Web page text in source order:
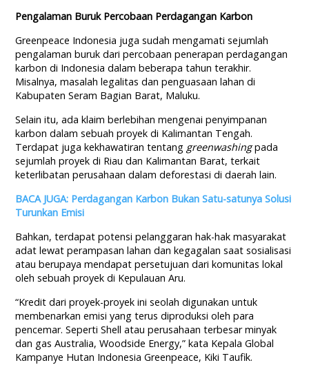
Pengalaman Buruk Percobaan Perdagangan Karbon
Greenpeace Indonesia juga sudah mengamati sejumlah
pengalaman buruk dari percobaan penerapan perdagangan
karbon di Indonesia dalam beberapa tahun terakhir.
Misalnya, masalah legalitas dan penguasaan lahan di
Kabupaten Seram Bagian Barat, Maluku.
Selain itu, ada klaim berlebihan mengenai penyimpanan
karbon dalam sebuah proyek di Kalimantan Tengah.
Terdapat juga kekhawatiran tentang greenwashingpada
sejumlah proyek di Riau dan Kalimantan Barat, terkait
keterlibatan perusahaan dalam deforestasi di daerah lain.
BACA JUGA: Perdagangan Karbon Bukan Satu-satunya Solusi
Turunkan Emisi
Bahkan, terdapat potensi pelanggaran hak-hak masyarakat
adat lewat perampasan lahan dan kegagalan saat sosialisasi
atau berupaya mendapat persetujuan dari komunitas lokal
oleh sebuah proyek di Kepulauan Aru.
“Kredit dari proyek-proyek ini seolah digunakan untuk
membenarkan emisi yang terus diproduksi oleh para
pencemar. Seperti Shell atau perusahaan terbesar minyak
dan gas Australia, Woodside Energy,” kata Kepala Global
Kampanye Hutan Indonesia Greenpeace, Kiki Taufik.